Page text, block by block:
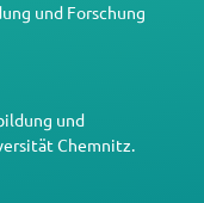
und Forschung
und
Chemnitz.